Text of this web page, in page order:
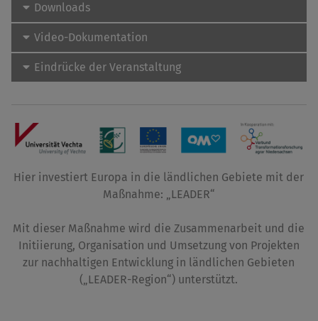
Downloads
Video-Dokumentation
Eindrücke der Veranstaltung
Hier investiert Europa in die ländlichen Gebiete mit der
Maßnahme: „LEADER“
Mit dieser Maßnahme wird die Zusammenarbeit und die
Initiierung, Organisation und Umsetzung von Projekten
zur nachhaltigen Entwicklung in ländlichen Gebieten
(„LEADER-Region“) unterstützt.